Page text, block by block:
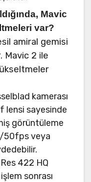
Mavic
var?
amiral gemisi
Mavic 2 ile
kamerası
lensi sayesinde
görüntüleme
50fps veya
422 HQ
sonrası